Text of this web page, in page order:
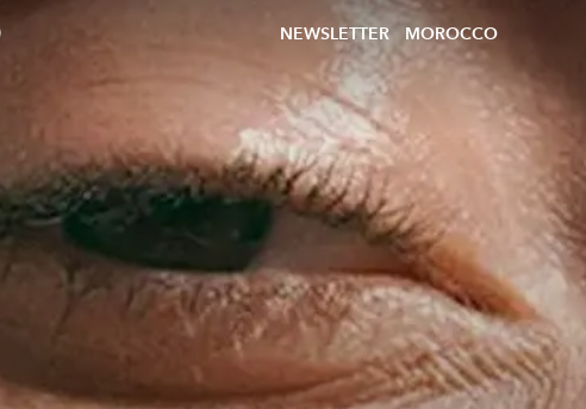
NEWSLETTER MOROCCO